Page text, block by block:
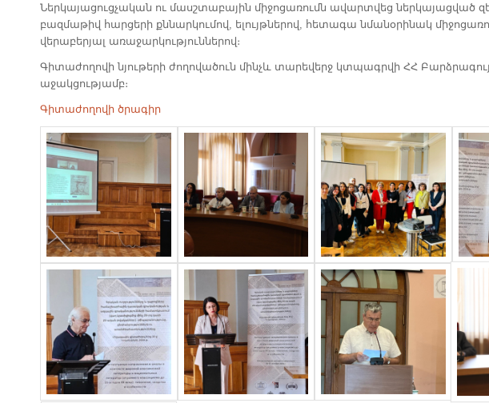
Ներկայացուցչական ու մասշտաբային միջոցառումն ավարտվեց ներկայացված
բազմաթիվ հարցերի քննարկումով, ելույթներով, հետագա նմանօրինակ
վերաբերյալ առաջարկություններով։
Գիտաժողովի նյութերի ժողովածուն մինչև տարեվերջ կտպագրվի ՀՀ
աջակցությամբ։
Գիտաժողովի ծրագիր